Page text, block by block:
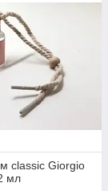
classic Giorgio
мл